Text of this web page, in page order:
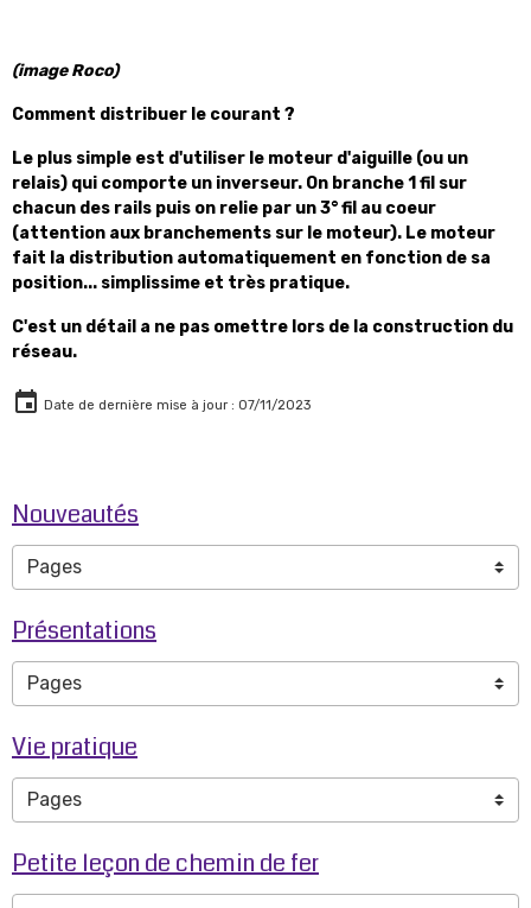
(image Roco)
Comment distribuer le courant ?
Le plus simple est d'utiliser le moteur d'aiguille (ou un
relais) qui comporte un inverseur. On branche 1 fil sur
chacun des rails puis on relie par un 3° fil au coeur
(attention aux branchements sur le moteur). Le moteur
fait la distribution automatiquement en fonction de sa
position... simplissime et très pratique.
C'est un détail a ne pas omettre lors de la construction du
réseau.
Date de dernière mise à jour : 07/11/2023
Nouveautés
Présentations
Vie pratique
Petite leçon de chemin de fer